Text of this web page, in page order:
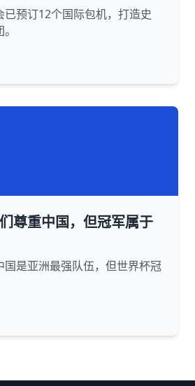
已预订12个国际包机，打造史
尊重中国，但冠军属于
国是亚洲最强队伍，但世界杯冠